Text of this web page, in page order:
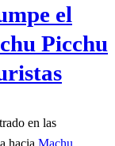
el
Picchu
hacia Machu